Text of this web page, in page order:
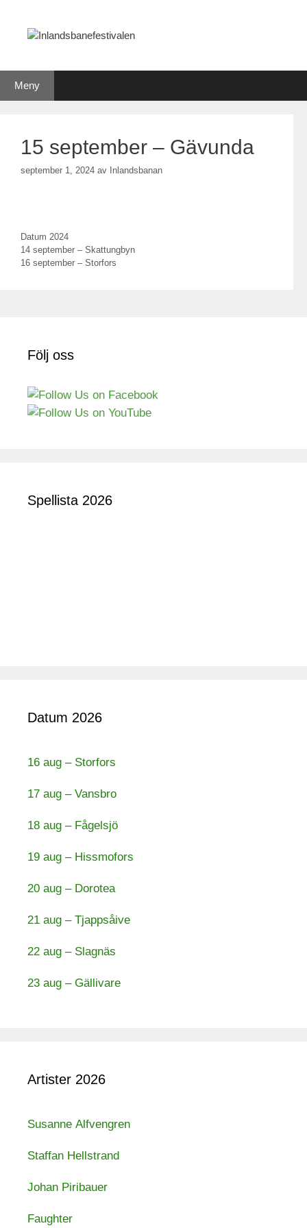
innehåll
Meny
15 september – Gävunda
september 1, 2024 av Inlandsbanan
Kategorier
Datum 2024
Inläggsnavigering
14 september – Skattungbyn
16 september – Storfors
Följ oss
Spellista 2026
Datum 2026
16 aug – Storfors
17 aug – Vansbro
18 aug – Fågelsjö
19 aug – Hissmofors
20 aug – Dorotea
21 aug – Tjappsåive
22 aug – Slagnäs
23 aug – Gällivare
Artister 2026
Susanne Alfvengren
Staffan Hellstrand
Johan Piribauer
Faughter